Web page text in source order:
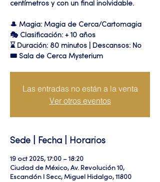
centímetros y con un final inolvidable.
🎩 Magia: Magia de Cerca/Cartomagia
🎭 Clasificación: + 10 años
⌛ Duración: 80 minutos | Descansos: No
🎟 Sala de Cerca Mysterium
Las entradas no están a la venta
Ver otros eventos
Sede | Fecha | Horarios
19 oct 2025, 17:00 – 18:20
Ciudad de México, Av. Revolución 10,
Escandón I Secc, Miguel Hidalgo, 11800